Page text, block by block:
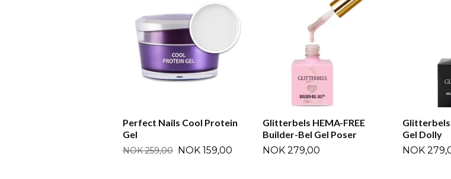
Perfect Nails Cool Protein
Gel
NOK 259,00 NOK 159,00
Glitterbels HEMA-FREE
Builder-Bel Gel Poser
NOK 279,00
Gel Dolly
NOK